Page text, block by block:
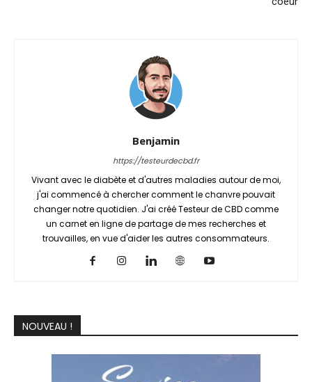
Benjamin
https://testeurdecbd.fr
Vivant avec le diabète et d'autres maladies autour de moi,
j'ai commencé à chercher comment le chanvre pouvait
changer notre quotidien. J'ai créé Testeur de CBD comme
un carnet en ligne de partage de mes recherches et
trouvailles, en vue d'aider les autres consommateurs.
NOUVEAU !